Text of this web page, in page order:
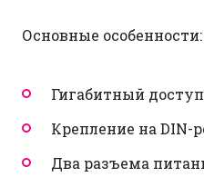
Основные особенности:
Гигабитный
Крепление на DIN-
Два разъема